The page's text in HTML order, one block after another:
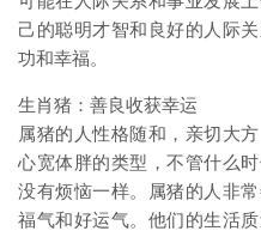
己的聪明才智和良好的人际
功和幸福。
生肖猪：善良收获幸运
属猪的人性格随和，亲切大
心宽体胖的类型，不管什么
没有烦恼一样。属猪的人非
福气和好运气。他们的生活